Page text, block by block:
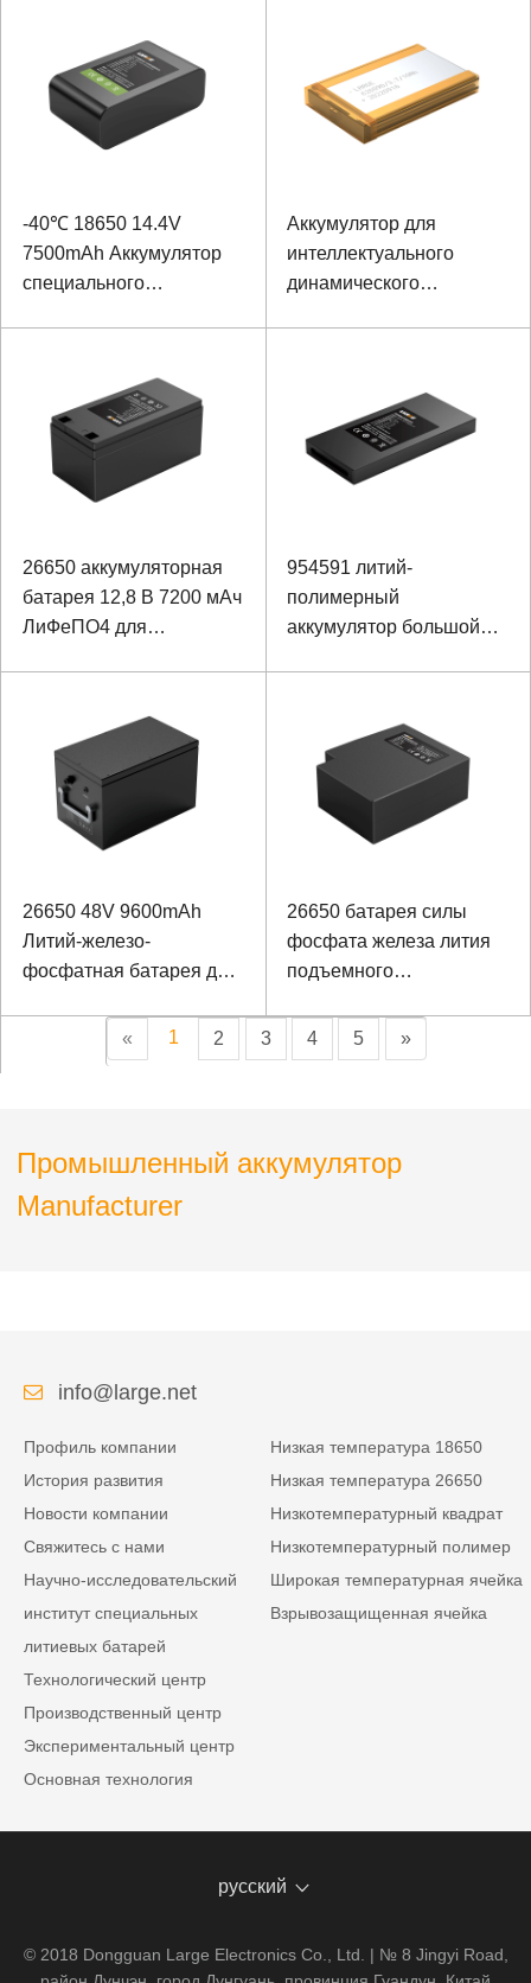
хранения энергии
-40℃ 18650 14.4V
7500mAh Аккумулятор
специального
Аккумулятор для
интеллектуального
динамического
26650 аккумуляторная
батарея 12,8 В 7200 мАч
ЛиФеПО4 для
954591 литий-
полимерный
аккумулятор большой
26650 48V 9600mAh
Литий-железо-
фосфатная батарея для
26650 батарея силы
фосфата железа лития
подъемного
6000мАх
« 1 2 3 4 5 »
Промышленный аккумулятор
Manufacturer
info@large.net
Профиль компании
История развития
Новости компании
Свяжитесь с нами
Научно-исследовательский
институт специальных
литиевых батарей
Технологический центр
Производственный центр
Экспериментальный центр
Основная технология
Низкая температура 18650
Низкая температура 26650
Низкотемпературный квадрат
Низкотемпературный полимер
Широкая температурная ячейка
Взрывозащищенная ячейка
русский
© 2018 Dongguan Large Electronics Co., Ltd. | № 8 Jingyi Road,